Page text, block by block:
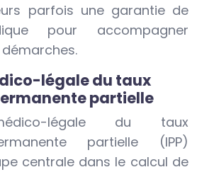
parfois une garantie de
pour accompagner
légale du taux
partielle
légale du taux
partielle (IPP)
centrale dans le calcul de